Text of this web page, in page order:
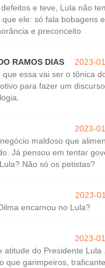
e teve, Lula não
que ele: só fala bobagens
e preconceito
RAMOS DIAS
2023-
que essa vai ser o tônica
para fazer um
2023-
maldoso que
Já pensou em tentar
Não só os petistas?
2023-
encarnou no Lula?
2023-
atitude do Presidente Lula
que garimpeiros,